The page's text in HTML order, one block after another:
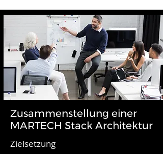
Zusammenstellung einer
MARTECH Stack Architektur
Zielsetzung